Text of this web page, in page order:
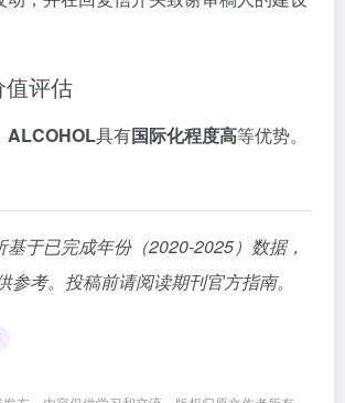
评估
ALCOHOL具有国际化程度高等优势。
基于已完成年份（2020-2025）数据，
参考。投稿前请阅读期刊官方指南。